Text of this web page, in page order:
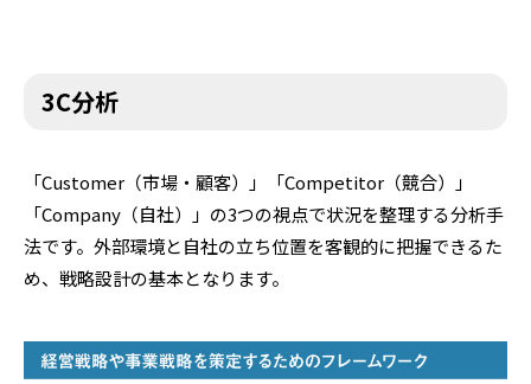
3C分析
「Customer（市場・顧客）」「Competitor（競合）」
「Company（自社）」の3つの視点で状況を整理する分析手
法です。外部環境と自社の立ち位置を客観的に把握できるた
め、戦略設計の基本となります。